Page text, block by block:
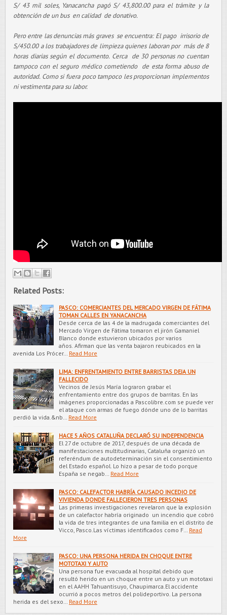
S/ 43 mil soles, Yanacancha pagó S/ 43,800.00 para el trámite y la
obtención de un bus en calidad de donativo.
Pero entre las denuncias más graves se encuentra: El pago irrisorio de
S/450.00 a los trabajadores de limpieza quienes laboran por más de 8
horas diarias según el documento. Cerca de 30 personas no cuentan
tampoco con el seguro médico cometiendo de esta forma abuso de
autoridad. Como si fuera poco tampoco les proporcionan implementos
ni vestimenta para su labor.
Related Posts:
PASCO: COMERCIANTES DEL MERCADO VIRGEN DE FÁTIMA
TOMAN CALLES EN YANACANCHA
Desde cerca de las 4 de la madrugada comerciantes del
Mercado Virgen de Fátima tomaron el jirón Gamaniel
Blanco donde estuvieron ubicados por varios
años. Afirman que las venta bajaron reubicados en la
avenida Los Prócer… Read More
LIMA: ENFRENTAMIENTO ENTRE BARRISTAS DEJA UN
FALLECIDO
Vecinos de Jesús María lograron grabar el
enfrentamiento entre dos grupos de barritas. En las
imágenes proporcionadas a Pascolibre.com se puede ver
el ataque con armas de fuego dónde uno de lo barritas
perdió la vida.&nb… Read More
HACE 5 AÑOS CATALUÑA DECLARÓ SU INDEPENDENCIA
El 27 de octubre de 2017, después de una década de
manifestaciones multitudinarias, Cataluña organizó un
referéndum de autodeterminación sin el consentimiento
del Estado español. Lo hizo a pesar de todo porque
España se negab… Read More
PASCO: CALEFACTOR HABRÍA CAUSADO INCEDIO DE
VIVIENDA DONDE FALLECIERON TRES PERSONAS
Las primeras investigaciones revelaron que la explosión
de un calefactor habría originado un incendio que cobró
la vida de tres integrantes de una familia en el distrito de
Vicco, Pasco.Las víctimas identificados como F… Read
More
PASCO: UNA PERSONA HERIDA EN CHOQUE ENTRE
MOTOTAXI Y AUTO
Una persona fue evacuada al hospital debido que
resultó herido en un choque entre un auto y un mototaxi
en el AAHH Tahuantisuyo, Chaupimarca.El accidente
ocurrió a pocos metros del polideportivo. La persona
herida es del sexo… Read More